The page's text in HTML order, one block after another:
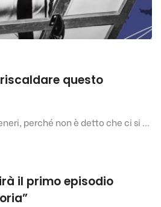
questo
perché non è detto che ci si ...
il primo episodio